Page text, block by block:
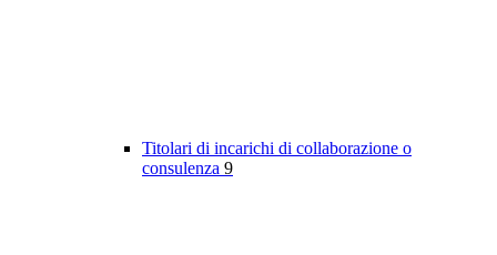
Titolari di incarichi di collaborazione o
consulenza 9